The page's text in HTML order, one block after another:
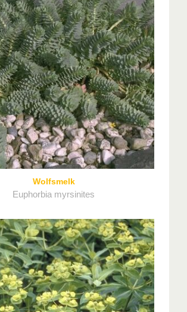
Wolfsmelk
Euphorbia myrsinites